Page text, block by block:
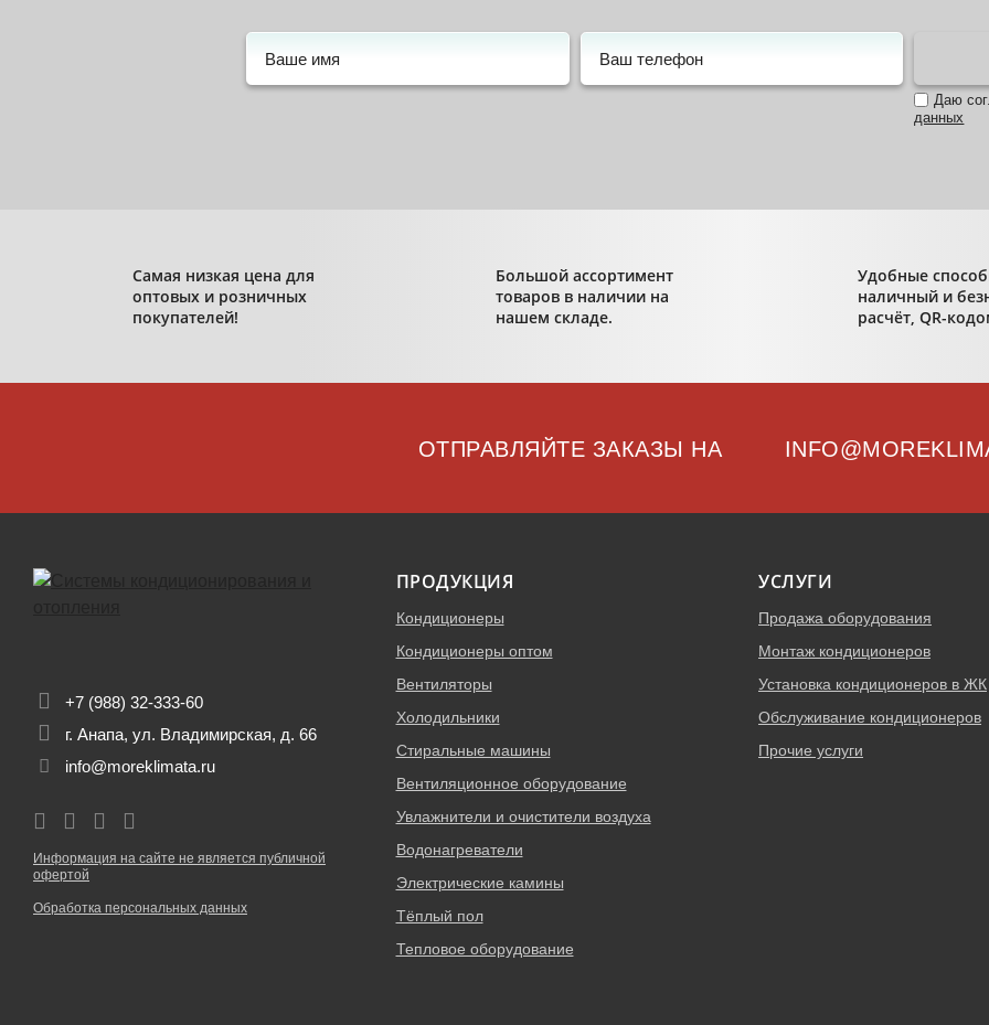
Даю
данных
Самая низкая цена для
оптовых и розничных
покупателей!
Большой ассортимент
товаров в наличии на
нашем складе.
Удобные
наличный и
расчёт, QR-
ОТПРАВЛЯЙТЕ ЗАКАЗЫ НА
+7 (988) 32-333-60
г. Анапа, ул. Владимирская, д. 66
info@moreklimata.ru
Информация на сайте не является публичной
офертой
Обработка персональных данных
ПРОДУКЦИЯ
Кондиционеры
Кондиционеры оптом
Вентиляторы
Холодильники
Стиральные машины
Вентиляционное оборудование
Увлажнители и очистители воздуха
Водонагреватели
Электрические камины
Тёплый пол
Тепловое оборудование
УСЛУГИ
Продажа оборудования
Монтаж кондиционеров
Установка кондиционеров в ЖК
Обслуживание кондиционеров
Прочие услуги